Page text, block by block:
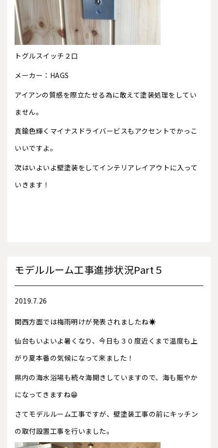
トグルスイッチ２口
メーカー：HAGS
アイアンの質感を際立たせる為に敢えて塗装処理をしてい
ません。
真鍮色輝くマイナスドライバービスもアクセントでかっこ
いいですよ。
次はいよいよ壁塗装をしてインテリアレイアウトに入って
いきます！
モデルルーム工事進捗状況Part５
2019.7.26
関西方面では梅雨明けが発表されましたね☀️
仙台もいよいよ暑くなり、今日も３０度近くまで温度も上
がり夏本番の気候になって来ました！
県内の海水浴場も続々海開きしていますので、海も賑やか
になってきますね😁
さてモデルルーム工事ですが、壁塗装工事の前にキッチン
の取付設置工事を行いました。